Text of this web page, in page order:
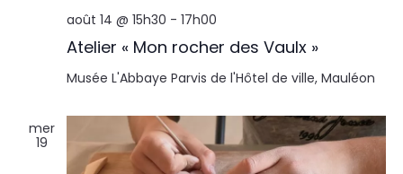
Atelier « Mon rocher des Vaulx »
août 14 @ 15h30 - 17h00
Musée L'Abbaye Parvis de l'Hôtel de ville, Mauléon
mer
19